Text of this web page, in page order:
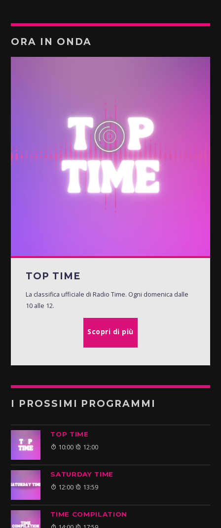
ORA IN ONDA
TOP TIME
La classifica ufficiale di Radio Time. Ogni domenica dalle
10 alle 12.
Scopri di più
I PROSSIMI PROGRAMMI
TOP TIME
10:00 12:00
SATURDAY TIME
12:00 13:59
TIME COMPILATION